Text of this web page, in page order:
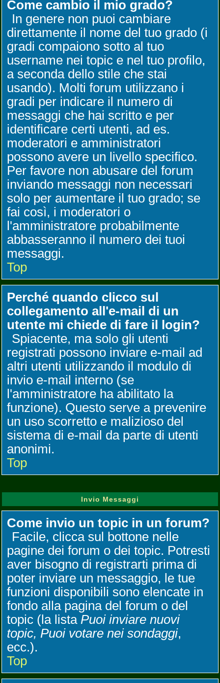
Come cambio il mio grado?
In genere non puoi cambiare
direttamente il nome del tuo grado (i
gradi compaiono sotto al tuo
username nei topic e nel tuo profilo,
a seconda dello stile che stai
usando). Molti forum utilizzano i
gradi per indicare il numero di
messaggi che hai scritto e per
identificare certi utenti, ad es.
moderatori e amministratori
possono avere un livello specifico.
Per favore non abusare del forum
inviando messaggi non necessari
solo per aumentare il tuo grado; se
fai così, i moderatori o
l'amministratore probabilmente
abbasseranno il numero dei tuoi
messaggi.
Top
Perché quando clicco sul
collegamento all'e-mail di un
utente mi chiede di fare il login?
Spiacente, ma solo gli utenti
registrati possono inviare e-mail ad
altri utenti utilizzando il modulo di
invio e-mail interno (se
l'amministratore ha abilitato la
funzione). Questo serve a prevenire
un uso scorretto e malizioso del
sistema di e-mail da parte di utenti
anonimi.
Top
Invio Messaggi
Come invio un topic in un forum?
Facile, clicca sul bottone nelle
pagine dei forum o dei topic. Potresti
aver bisogno di registrarti prima di
poter inviare un messaggio, le tue
funzioni disponibili sono elencate in
fondo alla pagina del forum o del
topic (la lista Puoi inviare nuovi
topic, Puoi votare nei sondaggi,
ecc.).
Top